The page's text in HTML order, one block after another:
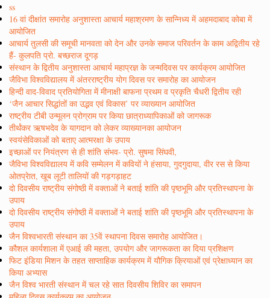
ss
16 वां दीक्षांत समारोह अनुशास्ता आचार्य महाश्रमण के सान्निध्य में अहमदाबाद कोबा में
आयोजित
आचार्य तुलसी की समूची मानवता को देन और उनके समाज परिवर्तन के काम अद्वितीय रहे
हैं- कुलपति प्रो. बच्छराज दूगड़
संस्थान के द्वितीय अनुशास्ता आचार्य महाप्रज्ञ के जन्मदिवस पर कार्यक्रम आयोजित
जैविभा विश्वविद्यालय में अंतरराष्ट्रीय योग दिवस पर समारोह का आयोजन
हिन्दी वाद-विवाद प्रतियोगिता में मीनाक्षी बाफना प्रथम व प्रकृति चैधरी द्वितीय रही
‘जैन आचार सिद्धांतों का उद्भव एवं विकास’ पर व्याख्यान आयोजित
राष्ट्रीय टीबी उन्मूलन प्रोग्राम पर किया छात्राध्यापिकाओं को जागरूक
तीर्थंकर ऋषभदेव के यागदान को लेकर व्याख्यानका आयोजन
स्वयंसेविकाओं को बताए आत्मरक्षा के उपाय
इच्छाओं पर नियंत्रण से ही शांति संभव- प्रो. सुषमा सिंघवी,
जैविभा विश्वविद्यालय में कवि सम्मेलन में कवियों ने हंसाया, गुदगुदाया, वीर रस से किया
ओतप्रेात, खूब लूटी तालियों की गड़गड़ाहट
दो दिवसीय राष्ट्रीय संगोष्ठी में वक्ताओं ने बताई शांति की पृष्ठभूमि और प्रतिस्थापना के
उपाय
दो दिवसीय राष्ट्रीय संगोष्ठी में वक्ताओं ने बताई शांति की पृष्ठभूमि और प्रतिस्थापना के
उपाय
जैन विश्वभारती संस्थान का 35वें स्थापना दिवस समारोह आयोजित।
कौशल कार्यशाला में एआई की महता, उपयोग और जागरूकता का दिया प्रशिक्षण
फिट इंडिया मिशन के तहत साप्ताहिक कार्यक्रम में यौगिक क्रियाओं एवं प्रेक्षाध्यान का
किया अभ्यास
जैन विश्व भारती संस्थान में चल रहे सात दिवसीय शिविर का समापन